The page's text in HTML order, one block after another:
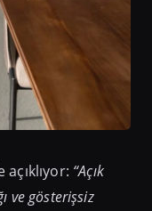
“Açık
ve gösterişsiz